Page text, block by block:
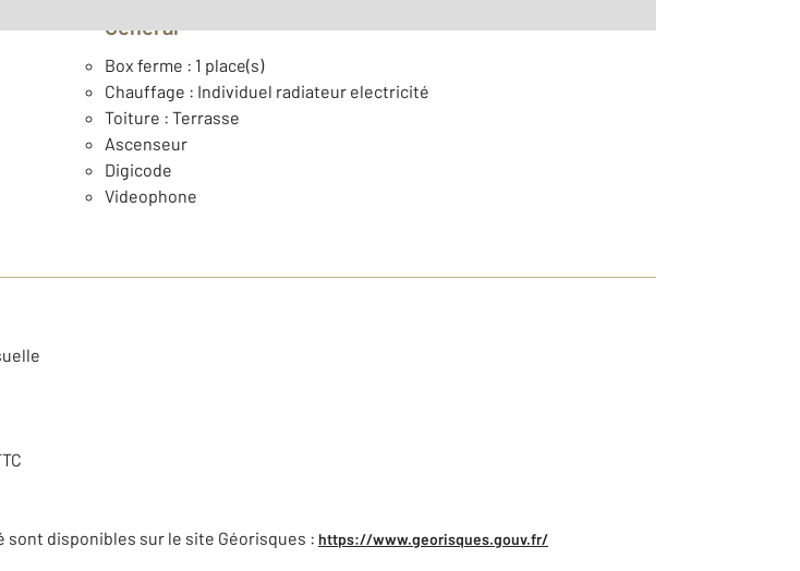
Général
Box ferme : 1 place(s)
Chauffage : Individuel radiateur electricité
Toiture : Terrasse
Ascenseur
Digicode
Videophone
disponibles sur le site Géorisques : https://www.georisques.gouv.fr/